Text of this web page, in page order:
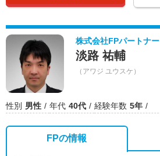
株式会社FPパートナー
淡路 祐輔
（アワジ ユウスケ）
性別 男性 年代 40代 経験年数 5年
FPの情報